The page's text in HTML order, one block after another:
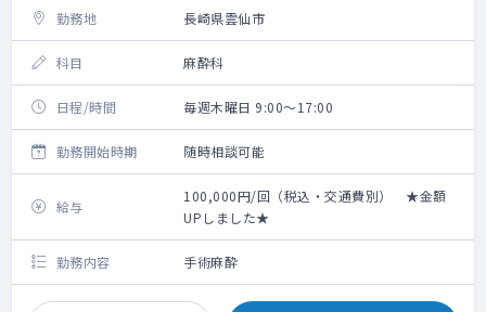
勤務地 長崎県雲仙市
科目 麻酔科
日程/時間 毎週木曜日 9:00～17:00
勤務開始時期 随時相談可能
給与
100,000円/回（税込・交通費別） ★金額
UPしました★
勤務内容 手術麻酔